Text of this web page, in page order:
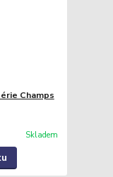
Champs
Skladem